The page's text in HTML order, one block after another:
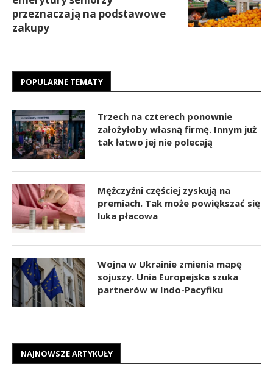
przeznaczają na podstawowe
zakupy
POPULARNE TEMATY
Trzech na czterech ponownie
założyłoby własną firmę. Innym już
tak łatwo jej nie polecają
Mężczyźni częściej zyskują na
premiach. Tak może powiększać się
luka płacowa
Wojna w Ukrainie zmienia mapę
sojuszy. Unia Europejska szuka
partnerów w Indo-Pacyfiku
NAJNOWSZE ARTYKUŁY